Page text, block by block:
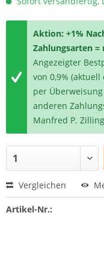
Aktion: +1%
Zahlungsarten =
Angezeigter
von 0,9%
per
anderen
Manfred P. Zilling
Vergleichen
Artikel-Nr.: